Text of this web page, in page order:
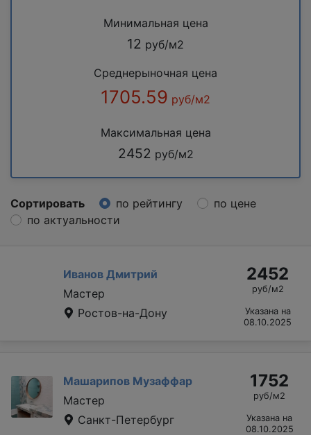
Минимальная цена
12 руб/м2
Среднерыночная цена
1705.59 руб/м2
Максимальная цена
2452 руб/м2
Сортировать по рейтингу
по цене
по актуальности
Иванов Дмитрий
Мастер
Ростов-на-Дону
2452
руб/м2
Указана на
08.10.2025
Машарипов Музаффар
Мастер
Санкт-Петербург
1752
руб/м2
Указана на
08.10.2025